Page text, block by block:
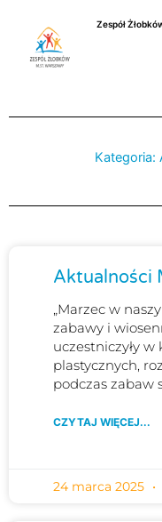
Zespół
Kategoria:
Aktualności
„Marzec w
zabawy i
uczestniczyły
plastycznych,
podczas zabaw
CZYTAJ WIĘCEJ...
24 marca 2025